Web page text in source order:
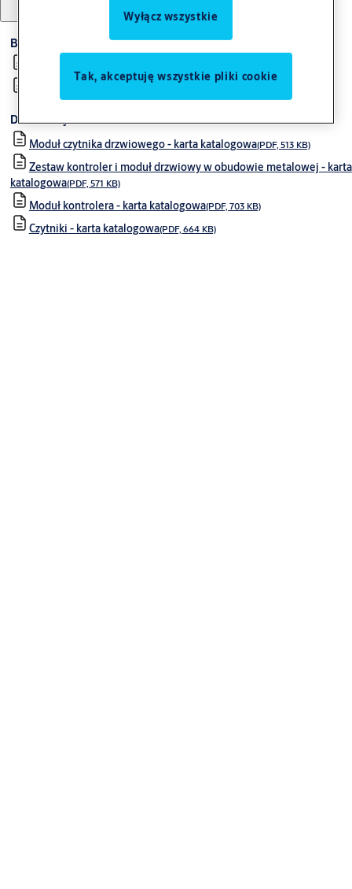
Broszury
Dokumenty techniczne
Moduł czytnika drzwiowego - karta katalogowa(PDF, 513 KB)
Zestaw kontroler i moduł drzwiowy w obudowie metalowej - karta
katalogowa(PDF, 571 KB)
Moduł kontrolera - karta katalogowa(PDF, 703 KB)
Czytniki - karta katalogowa(PDF, 664 KB)
Wyłącz wszystkie
Tak, akceptuję wszystkie pliki cookie